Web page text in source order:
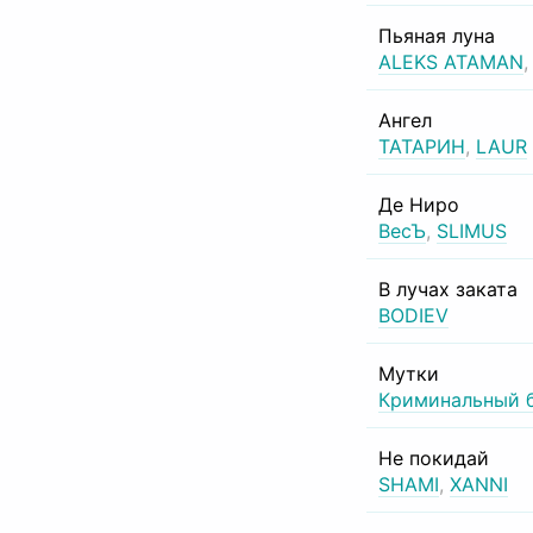
Пьяная луна
ALEKS ATAMAN,
Ангел
ТАТАРИН, LAUR
Де Ниро
ВесЪ, SLIMUS
В лучах заката
BODIEV
Мутки
Криминальный
Не покидай
SHAMI, XANNI